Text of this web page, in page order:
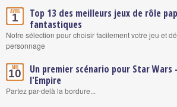
Avril
1
Top 13 des meilleurs jeux de rôle
fantastiques
Notre sélection pour choisir facilement votre jeu et
personnage
Mai
10
Un premier scénario pour Star Wars
l'Empire
Partez par-delà la bordure...